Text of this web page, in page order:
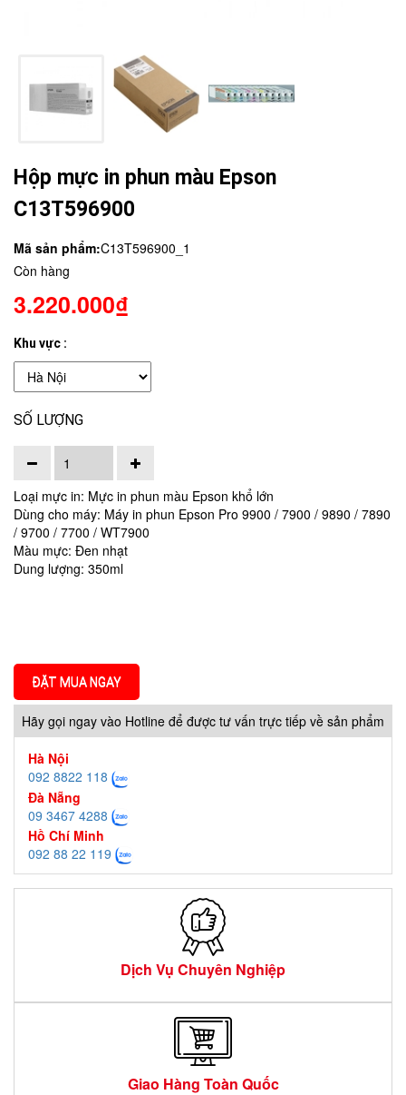
Hộp mực in phun màu Epson
C13T596900
Mã sản phẩm:C13T596900_1
Còn hàng
3.220.000₫
Khu vực :
SỐ LƯỢNG
Loại mực in: Mực in phun màu Epson khổ lớn
Dùng cho máy: Máy in phun Epson Pro 9900 / 7900 / 9890 / 7890
/ 9700 / 7700 / WT7900
Màu mực: Đen nhạt
Dung lượng: 350ml
ĐẶT MUA NGAY
Hãy gọi ngay vào Hotline để được tư vấn trực tiếp về sản phẩm
Hà Nội
092 8822 118
Đà Nẵng
09 3467 4288
Hồ Chí Minh
092 88 22 119
Dịch Vụ Chuyên Nghiệp
Giao Hàng Toàn Quốc